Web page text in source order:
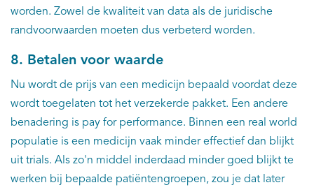
worden. Zowel de kwaliteit van data als de juridische
randvoorwaarden moeten dus verbeterd worden.
8. Betalen voor waarde
Nu wordt de prijs van een medicijn bepaald voordat deze
wordt toegelaten tot het verzekerde pakket. Een andere
benadering is pay for performance. Binnen een real world
populatie is een medicijn vaak minder effectief dan blijkt
uit trials. Als zo'n middel inderdaad minder goed blijkt te
werken bij bepaalde patiëntengroepen, zou je dat later